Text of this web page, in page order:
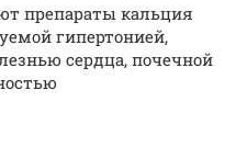
препараты кальция
гипертонией,
сердца, почечной